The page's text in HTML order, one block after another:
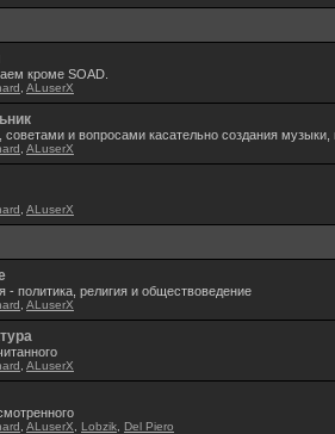
кроме SOAD.
ALuserX
и вопросами касательно создания музыки,
ALuserX
ALuserX
- политика, религия и обществоведение
ALuserX
ALuserX
ALuserX Lobzik Del Piero